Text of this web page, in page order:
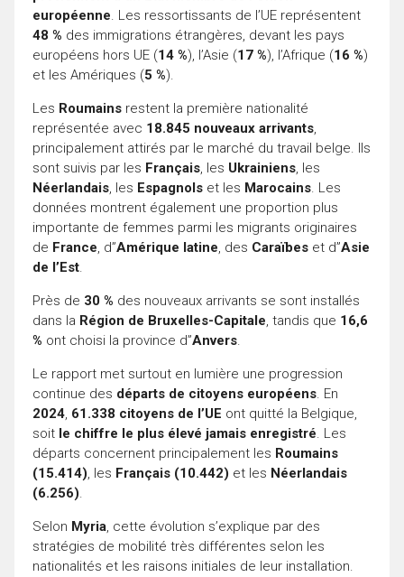
européenne. Les ressortissants de l’UE représentent
48 % des immigrations étrangères, devant les pays
européens hors UE (14 %), l’Asie (17 %), l’Afrique (16 %)
et les Amériques (5 %).
Les Roumains restent la première nationalité
représentée avec 18.845 nouveaux arrivants,
principalement attirés par le marché du travail belge. Ils
sont suivis par les Français, les Ukrainiens, les
Néerlandais, les Espagnols et les Marocains. Les
données montrent également une proportion plus
importante de femmes parmi les migrants originaires
de France, d”Amérique latine, des Caraïbes et d”Asie
de l’Est.
Près de 30 % des nouveaux arrivants se sont installés
dans la Région de Bruxelles-Capitale, tandis que 16,6
% ont choisi la province d”Anvers.
Le rapport met surtout en lumière une progression
continue des départs de citoyens européens. En
2024, 61.338 citoyens de l’UE ont quitté la Belgique,
soit le chiffre le plus élevé jamais enregistré. Les
départs concernent principalement les Roumains
(15.414), les Français (10.442) et les Néerlandais
(6.256).
Selon Myria, cette évolution s’explique par des
stratégies de mobilité très différentes selon les
nationalités et les raisons initiales de leur installation.